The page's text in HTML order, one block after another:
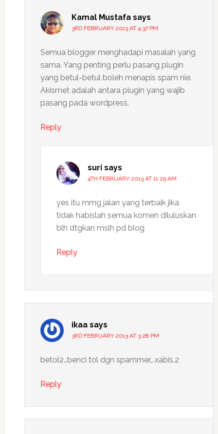
Kamal Mustafa says
3RD FEBRUARY 2013 AT 4:37 PM
Semua blogger menghadapi masalah yang
sama. Yang penting perlu pasang plugin
yang betul-betul boleh menapis spam nie.
Akismet adalah antara plugin yang wajib
pasang pada wordpress.
Reply
suri says
4TH FEBRUARY 2013 AT 11:29 AM
yes itu mmg jalan yang terbaik jika
tidak habislah semua komen diluluskan
blh dtgkan mslh pd blog
Reply
ikaa says
3RD FEBRUARY 2013 AT 3:28 PM
betol2…benci tol dgn spammer….xabis.2
Reply